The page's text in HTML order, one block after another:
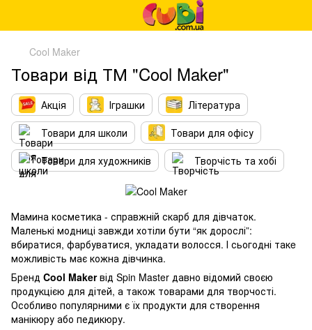
Cool Maker
Товари від ТМ "Cool Maker"
Акція Іграшки
Література
Товари для школи
Товари для офісу
Товари для художників
Творчість та хобі
Мамина косметика - справжній скарб для дівчаток.
Маленькі модниці завжди хотіли бути “як дорослі”:
вбиратися, фарбуватися, укладати волосся. І сьогодні такe
можливість має кожна дівчинка.
Бренд Cool Makerвід Spin Master давно відомий своєю
продукцією для дітей, а також товарами для творчості.
Особливо популярними є їх продукти для створення
манікюру або педикюру.